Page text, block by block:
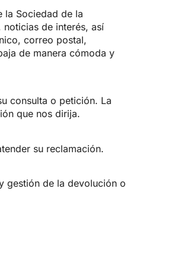
la Sociedad de la
de interés, así
correo postal,
de manera cómoda y
consulta o petición. La
que nos dirija.
su reclamación.
gestión de la devolución o